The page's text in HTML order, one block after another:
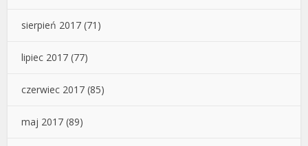
sierpień 2017 (71)
lipiec 2017 (77)
czerwiec 2017 (85)
maj 2017 (89)